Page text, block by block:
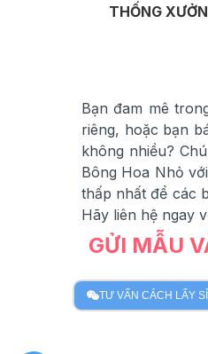
THỐNG
Bạn đam mê
riêng, hoặc bạn
không nhiều?
Bông Hoa Nhỏ
thấp nhất để các
Hãy liên hệ ngay
GỬI MẪU
TƯ VẤN CÁCH LẤY SỈ